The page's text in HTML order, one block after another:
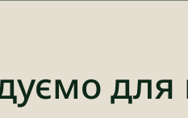
для